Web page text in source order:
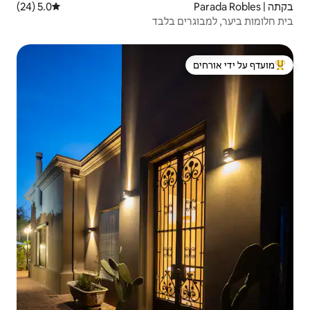
דירוג ממוצע של 5.0 מתוך 5, 24 ביקורות
ידי אורחים